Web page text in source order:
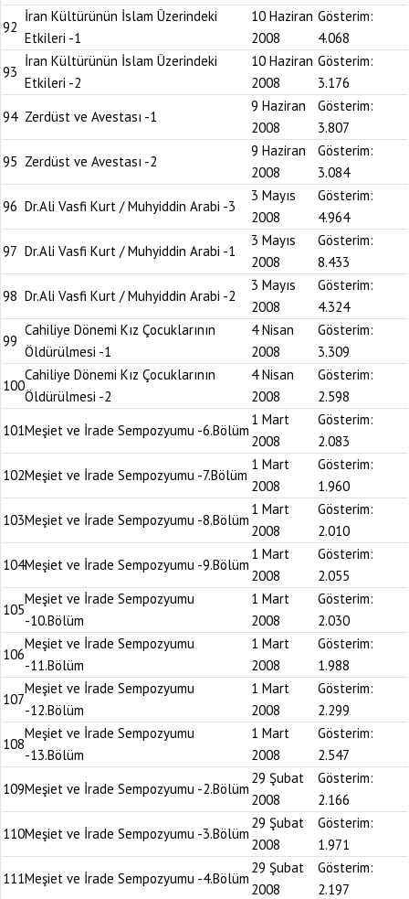
92
İran Kültürünün İslam Üzerindeki
Etkileri -1
10 Haziran
2008
Gösterim:
4.068
93
İran Kültürünün İslam Üzerindeki
Etkileri -2
10 Haziran
2008
Gösterim:
3.176
94 Zerdüst ve Avestası -1
9 Haziran
2008
Gösterim:
3.807
95 Zerdüst ve Avestası -2
9 Haziran
2008
Gösterim:
3.084
96 Dr.Ali Vasfi Kurt / Muhyiddin Arabi -3
3 Mayıs
2008
Gösterim:
4.964
97 Dr.Ali Vasfi Kurt / Muhyiddin Arabi -1
3 Mayıs
2008
Gösterim:
8.433
98 Dr.Ali Vasfi Kurt / Muhyiddin Arabi -2
3 Mayıs
2008
Gösterim:
4.324
99
Cahiliye Dönemi Kız Çocuklarının
Öldürülmesi -1
4 Nisan
2008
Gösterim:
3.309
100
Cahiliye Dönemi Kız Çocuklarının
Öldürülmesi -2
4 Nisan
2008
Gösterim:
2.598
101Meşiet ve İrade Sempozyumu -6.Bölüm
1 Mart
2008
Gösterim:
2.083
102Meşiet ve İrade Sempozyumu -7.Bölüm
1 Mart
2008
Gösterim:
1.960
103Meşiet ve İrade Sempozyumu -8.Bölüm
1 Mart
2008
Gösterim:
2.010
104Meşiet ve İrade Sempozyumu -9.Bölüm
1 Mart
2008
Gösterim:
2.055
105
Meşiet ve İrade Sempozyumu
-10.Bölüm
1 Mart
2008
Gösterim:
2.030
106
Meşiet ve İrade Sempozyumu
-11.Bölüm
1 Mart
2008
Gösterim:
1.988
107
Meşiet ve İrade Sempozyumu
-12.Bölüm
1 Mart
2008
Gösterim:
2.299
108
Meşiet ve İrade Sempozyumu
-13.Bölüm
1 Mart
2008
Gösterim:
2.547
109Meşiet ve İrade Sempozyumu -2.Bölüm
29 Şubat
2008
Gösterim:
2.166
110Meşiet ve İrade Sempozyumu -3.Bölüm
29 Şubat
2008
Gösterim:
1.971
111Meşiet ve İrade Sempozyumu -4.Bölüm
29 Şubat
2008
Gösterim:
2.197